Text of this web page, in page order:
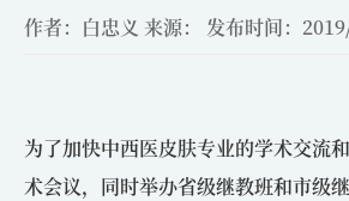
作者：白忠义 来源： 发布时间：
为了加快中西医皮肤专业的学术交流
术会议，同时举办省级继教班和市级